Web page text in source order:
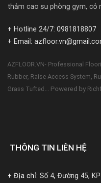
thảm cao su phòng gym, cỏ
+ Hotline 24/7: 0981818807
+ Email:
AZFLOOR.VN- Professional
Rubber, Raise Access System,
Grass Tufted... Powered by
THÔNG TIN LIÊN HỆ
+ Địa chỉ: Số 4, Đường 45,